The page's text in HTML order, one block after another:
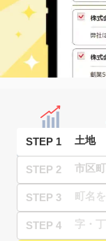
STEP 1
STEP 2
STEP 3
STEP 4